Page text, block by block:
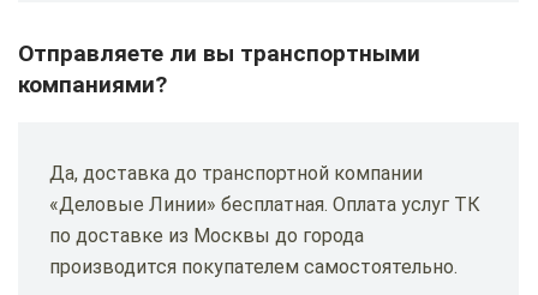
Отправляете ли вы транспортными
компаниями?
Да, доставка до транспортной компании
«Деловые Линии» бесплатная. Оплата услуг ТК
по доставке из Москвы до города
производится покупателем самостоятельно.